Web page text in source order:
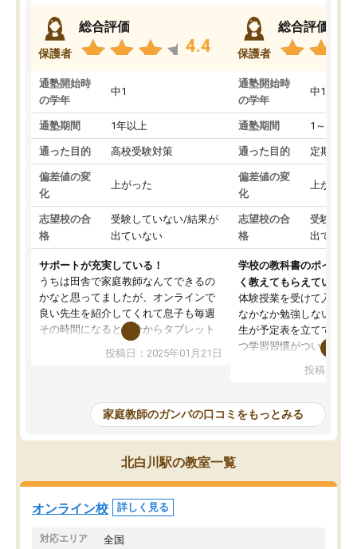
保護者
総合評価
4.4
通塾開始時
の学年
中1
通塾期間 1年以上
通った目的 高校受験対策
偏差値の変
化
上がった
志望校の合
格
受験していない/結果が
出ていない
サポートが充実している！
うちは田舎で家庭教師なんてできるの
かなと思ってましたが、オンラインで
良い先生を紹介してくれて息子も毎週
その時間になると自分からタブレット
を開いてzoomを繋げるようになりまし
た！5科目なんでもOKなのもとても気
めて1年ほどだった今では平均点以上の
科目が増えてきました！あと1年受験ま
であるので無料の週末教室を使用しな
がら頑張って欲しいと思います！
投稿日：2025年01月21日
保護者
総合評価
通塾開始時
の学年
中1
通塾期間 1～3ヵ月
通った目的 定期テス
偏差値の変
化
上がった
志望校の合
格
受験して
出ていな
学校の教科書のポイント
く教えてもらえている
体験授業を受けて入塾し
なかなか勉強しない息子
生が予定表を立ててくれ
つ学習習慣がついてきま
指導が無い日も予定表
問できるのでとても助か
投稿日：
家庭教師のガンバの口コミをもっとみる
北白川駅の教室一覧
オンライン校 詳しく見る
対応エリア 全国